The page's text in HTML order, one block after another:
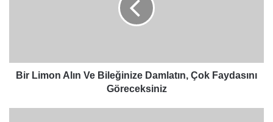
Göreceksiniz
Bir Limon Alın Ve Bileğinize Damlatın, Çok Faydasını
Göreceksiniz